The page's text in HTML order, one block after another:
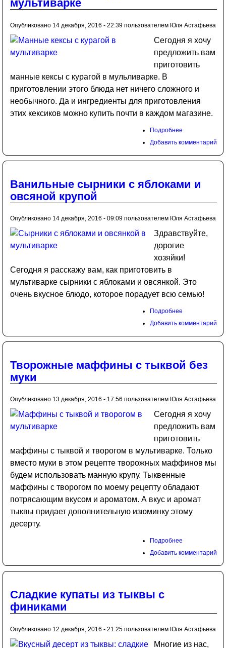
мультиварке
Опубликовано 14 декабря, 2016 - 22:39 пользователем Юля Астафьева
Сегодня я хочу
предложить вам
приготовить
манные кексы с курагой в мульливарке. В
приготовлении этого блюда нет ничего сложного и
необычного. Да и ингредиенты для приготовления
этих кексиков можно купить почти в каждом магазине.
Подробнее
Добавить комментарий
Ванильные сырники с яблоками и
овсяной крупой
Опубликовано 14 декабря, 2016 - 09:09 пользователем Юля Астафьева
Здравствуйте,
дорогие
хозяйки!
Сегодня я расскажу вам, как приготовить в
мультиварке сырники с яблоками и овсянкой. Это
очень вкусное блюдо, которое порадует всю семью!
Подробнее
Добавить комментарий
Творожные маффины с тыквой без
муки
Опубликовано 13 декабря, 2016 - 17:56 пользователем Юля Астафьева
Сегодня я хочу
предложить вам
приготовить
маффины с тыквой и творогом в мультиварке. Только
вместо муки в этом рецепте творожных маффинов мы
будем использовать манную крупу. Тыквенные
маффины с творогом по моему рецепту обладают
потрясающим вкусом и ароматом. А вкус и аромат
тыквы придает дополнительную изюминку этому
десерту.
Подробнее
Добавить комментарий
Сладкие купаты из тыквы с
финиками
Опубликовано 12 декабря, 2016 - 21:25 пользователем Юля Астафьева
Многие из нас,